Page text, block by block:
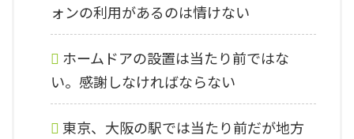
ォンの利用があるのは情けない
ホームドアの設置は当たり前ではな
い。感謝しなければならない
東京、大阪の駅では当たり前だが地方